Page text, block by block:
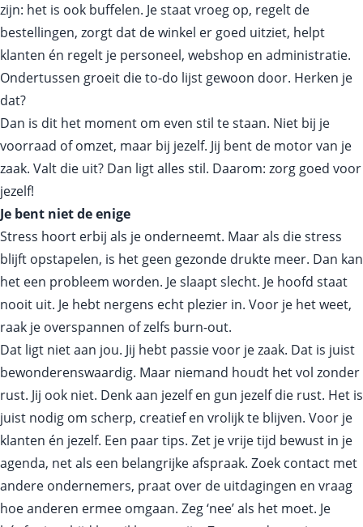
zijn: het is ook buffelen. Je staat vroeg op, regelt de
bestellingen, zorgt dat de winkel er goed uitziet, helpt
klanten én regelt je personeel, webshop en administratie.
Ondertussen groeit die to-do lijst gewoon door. Herken je
dat?
Dan is dit het moment om even stil te staan. Niet bij je
voorraad of omzet, maar bij jezelf. Jij bent de motor van je
zaak. Valt die uit? Dan ligt alles stil. Daarom: zorg goed voor
jezelf!
Je bent niet de enige
Stress hoort erbij als je onderneemt. Maar als die stress
blijft opstapelen, is het geen gezonde drukte meer. Dan kan
het een probleem worden. Je slaapt slecht. Je hoofd staat
nooit uit. Je hebt nergens echt plezier in. Voor je het weet,
raak je overspannen of zelfs burn-out.
Dat ligt niet aan jou. Jij hebt passie voor je zaak. Dat is juist
bewonderenswaardig. Maar niemand houdt het vol zonder
rust. Jij ook niet. Denk aan jezelf en gun jezelf die rust. Het is
juist nodig om scherp, creatief en vrolijk te blijven. Voor je
klanten én jezelf. Een paar tips. Zet je vrije tijd bewust in je
agenda, net als een belangrijke afspraak. Zoek contact met
andere ondernemers, praat over de uitdagingen en vraag
hoe anderen ermee omgaan. Zeg ‘nee’ als het moet. Je